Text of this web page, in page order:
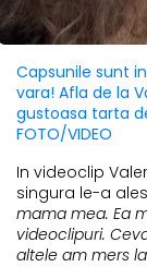
Capsunile sunt
vara! Afla de la
gustoasa tarta
FOTO/VIDEO
In videoclip
singura le-a
mama mea. Ea
videoclipuri.
altele am mers